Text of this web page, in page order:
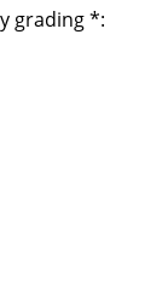
grading *: